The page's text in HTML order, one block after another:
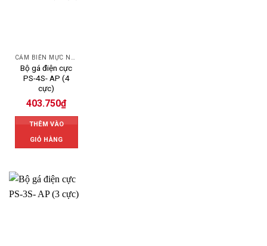
CẢM BIẾN MỰC NƯỚC OMRON
Bộ gá điện cực
PS-4S- AP (4
cực)
403.750₫
THÊM VÀO
GIỎ HÀNG